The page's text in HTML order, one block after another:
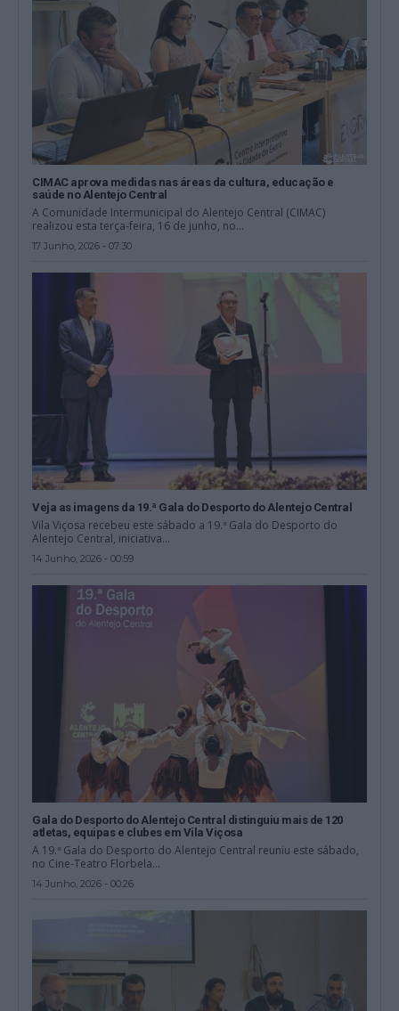
CIMAC aprova medidas nas áreas da cultura, educação e
saúde no Alentejo Central
A Comunidade Intermunicipal do Alentejo Central (CIMAC)
realizou esta terça-feira, 16 de junho, no...
17 Junho, 2026 - 07:30
Veja as imagens da 19.ª Gala do Desporto do Alentejo Central
Vila Viçosa recebeu este sábado a 19.ª Gala do Desporto do
Alentejo Central, iniciativa...
14 Junho, 2026 - 00:59
Gala do Desporto do Alentejo Central distinguiu mais de 120
atletas, equipas e clubes em Vila Viçosa
A 19.ª Gala do Desporto do Alentejo Central reuniu este sábado,
no Cine-Teatro Florbela...
14 Junho, 2026 - 00:26